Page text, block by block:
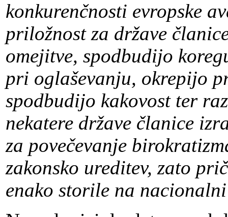
konkurenčnosti evropske
priložnost za države
omejitve, spodbudijo
pri oglaševanju, okrepijo
spodbudijo kakovost ter
nekatere države članice
za povečevanje
zakonsko ureditev, zato
enako storile na